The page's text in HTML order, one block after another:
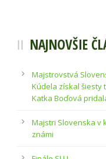
NAJNOVŠIE
Majstrovstvá
Kúdela získal šiesty
Katka Boďová
Majstri Slovenska v
známi